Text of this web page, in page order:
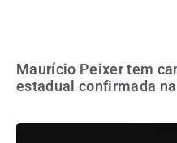
Maurício Peixer tem
estadual confirmada